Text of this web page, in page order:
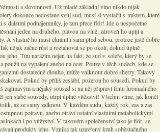
a skromnosti. Už mladé základní víno nikdo nijak
dokonce nedostane svůj sud, musí si vystačit s místem, které
dalšími podnájemníky, je tam přece flór! Jde o nespočetné
jeden na druhého, plavou na víně, zároveň ho upíjí a
A vlastně ho musí chránit i sami před sebou, protože jistě dobře
nějak začne růst a roztahovat se po okolí, dokud úplně
jeho. Tím narážím nejen na fakt, že sud v soleře, který by se
na vypálení anebo na ocet. Pouze v těch sudech, kde se
dostatečně dlouho, může vniknout dobré sherry. Takový
Pokud by příliš zeslábl, požerou ho sousedi. Pokud by
zajímavým a nějaký soused si na něj připraví fintu hromadného
jen slabé sousedy, utrpí úplné vítězství! Všichni víme, jak končí
až se samy zalknou. V každém sudu, každý rok, zas a zas.
potravu, anebo otráví ostatní vlastními metabolickými
i po vítězství. V takovém společenství jako je flór, se
produkty jeho. Vzniká tak uzavřený kruh soběstačného